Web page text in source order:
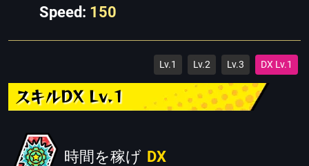
Speed: 150
Lv.1 Lv.2 Lv.3 DX Lv.1
スキルDX Lv.1
時間を稼げ DX